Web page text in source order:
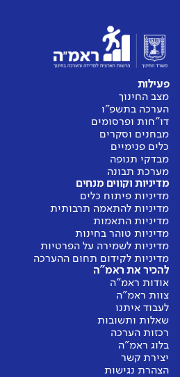
פעילות
מצב החינוך
הערכה בתשפ"ו
דו"חות ופרסומים
מבחנים וסקרים
כלים פנימיים
מבדקי תנופה
מערכת תבונה
מדיניות וקווים מנחים
מדיניות פיתוח כלים
מדיניות להתאמה תרבותית
מדיניות התאמות
מדיניות טוהר בחינות
מדיניות לשמירה על הפרטיות
מדיניות לקידום תחום ההערכה
להכיר את ראמ"ה
אודות ראמ"ה
צוות ראמ"ה
לעבוד איתנו
שאלות ותשובות
רכזות הערכה
בלוג ראמ"ה
יצירת קשר
הצהרת נגישות